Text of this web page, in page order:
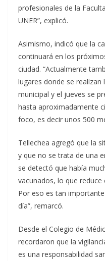
profesionales de la
UNER”, explicó.
Asimismo, indicó que la
continuará en los
ciudad. “Actualmente
lugares donde se
municipal y el jueves se
hasta aproximadamente
foco, es decir unos 500
Tellechea agregó que la
y que no se trata de una
se detectó que había
vacunados, lo que
Por eso es tan
día”, remarcó.
Desde el Colegio de
recordaron que la
es una responsabilidad